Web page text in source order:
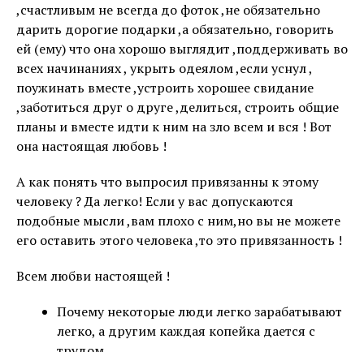
,счастливым не всегда до фоток ,не обязательно
дарить дорогие подарки ,а обязательно, говорить
ей (ему) что она хорошо выглядит ,поддерживать во
всех начинаниях , укрыть одеялом ,если уснул ,
поужинать вместе ,устроить хорошее свидание
,заботиться друг о друге ,делиться, строить общие
планы и вместе идти к ним на зло всем и вся ! Вот
она настоящая любовь !
А как понять что выпросил привязанны к этому
человеку ? Да легко! Если у вас допускаются
подобные мысли ,вам плохо с ним,но вы не можете
его оставить этого человека ,то это привязанность !
Всем любви настоящей !
Почему некоторые люди легко зарабатывают
легко, а другим каждая копейка дается с